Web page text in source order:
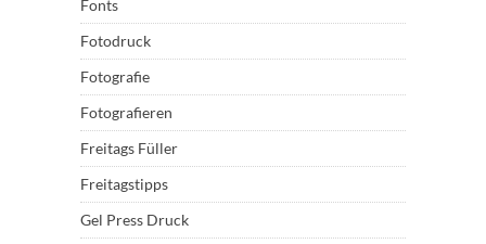
Fonts
Fotodruck
Fotografie
Fotografieren
Freitags Füller
Freitagstipps
Gel Press Druck